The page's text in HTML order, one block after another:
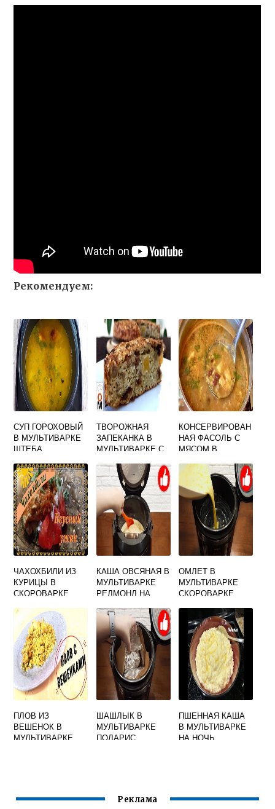
Рекомендуем:
СУП ГОРОХОВЫЙ
В МУЛЬТИВАРКЕ
ШТЕБА
ТВОРОЖНАЯ
ЗАПЕКАНКА В
МУЛЬТИВАРКЕ С
КОНСЕРВИРОВАН
НАЯ ФАСОЛЬ С
МЯСОМ В
ЧАХОХБИЛИ ИЗ
КУРИЦЫ В
СКОРОВАРКЕ
КАША ОВСЯНАЯ В
МУЛЬТИВАРКЕ
РЕДМОНД НА
ОМЛЕТ В
МУЛЬТИВАРКЕ
СКОРОВАРКЕ
ПЛОВ ИЗ
ВЕШЕНОК В
МУЛЬТИВАРКЕ
ШАШЛЫК В
МУЛЬТИВАРКЕ
ПОЛАРИС
ПШЕННАЯ КАША
В МУЛЬТИВАРКЕ
НА НОЧЬ
Реклама